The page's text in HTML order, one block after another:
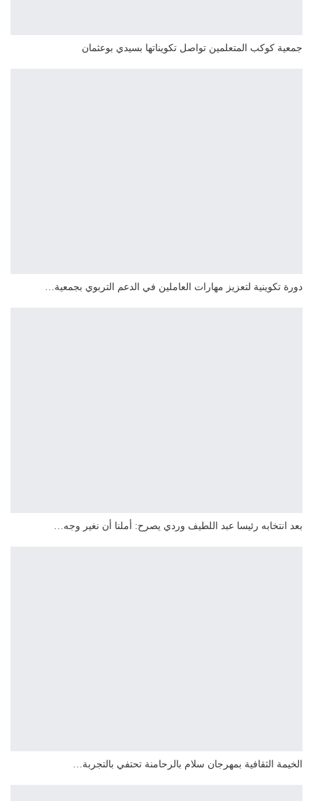
جمعية كوكب المتعلمين تواصل تكويناتها بسيدي بوعثمان
دورة تكوينية لتعزيز مهارات العاملين في الدعم التربوي بجمعية…
بعد انتخابه رئيسا عبد اللطيف وردي يصرح: أملنا أن نغير وجه…
الخيمة الثقافية بمهرجان سلام بالرحامنة تحتفي بالتجربة…